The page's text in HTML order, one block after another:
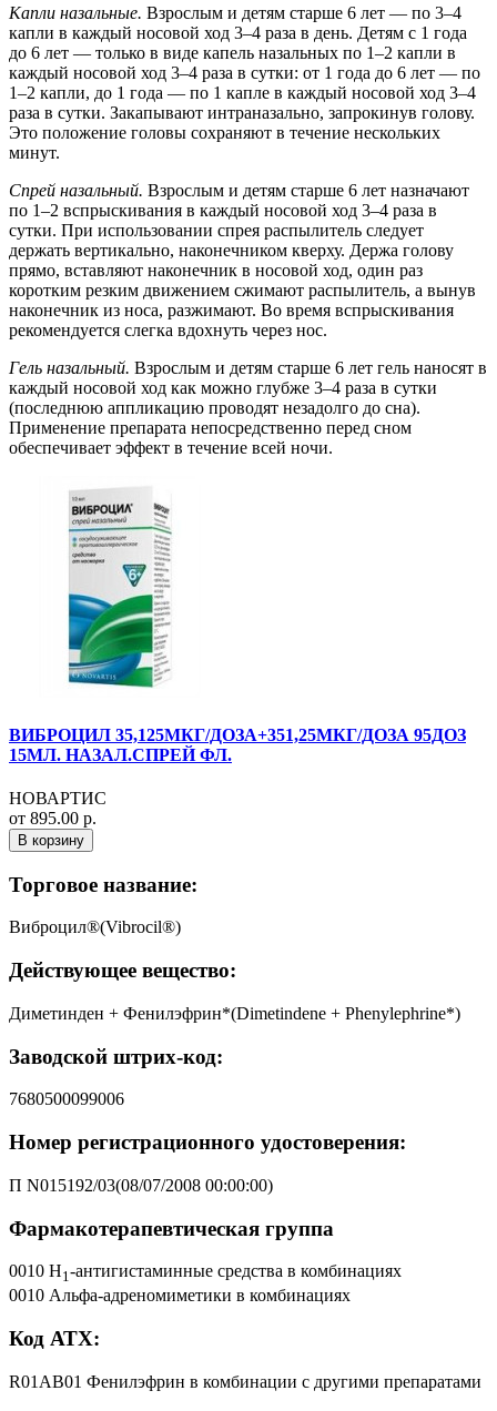
Капли назальные. Взрослым и детям старше 6 лет — по 3–4
капли в каждый носовой ход 3–4 раза в день. Детям с 1 года
до 6 лет — только в виде капель назальных по 1–2 капли в
каждый носовой ход 3–4 раза в сутки: от 1 года до 6 лет — по
1–2 капли, до 1 года — по 1 капле в каждый носовой ход 3–4
раза в сутки. Закапывают интраназально, запрокинув голову.
Это положение головы сохраняют в течение нескольких
минут.
Спрей назальный. Взрослым и детям старше 6 лет назначают
по 1–2 вспрыскивания в каждый носовой ход 3–4 раза в
сутки. При использовании спрея распылитель следует
держать вертикально, наконечником кверху. Держа голову
прямо, вставляют наконечник в носовой ход, один раз
коротким резким движением сжимают распылитель, а вынув
наконечник из носа, разжимают. Во время вспрыскивания
рекомендуется слегка вдохнуть через нос.
Гель назальный. Взрослым и детям старше 6 лет гель наносят в
каждый носовой ход как можно глубже 3–4 раза в сутки
(последнюю аппликацию проводят незадолго до сна).
Применение препарата непосредственно перед сном
обеспечивает эффект в течение всей ночи.
ВИБРОЦИЛ 35,125МКГ/ДОЗА+351,25МКГ/ДОЗА 95ДОЗ
15МЛ. НАЗАЛ.СПРЕЙ ФЛ.
НОВАРТИС
от 895.00 р.
В корзину
Торговое название:
Виброцил®(Vibrocil®)
Действующее вещество:
Диметинден + Фенилэфрин*(Dimetindene + Phenylephrine*)
Заводской штрих-код:
7680500099006
Номер регистрационного удостоверения:
П N015192/03(08/07/2008 00:00:00)
Фармакотерапевтическая группа
0010 H1-антигистаминные средства в комбинациях
0010 Альфа-адреномиметики в комбинациях
Код АТХ:
R01AB01 Фенилэфрин в комбинации с другими препаратами